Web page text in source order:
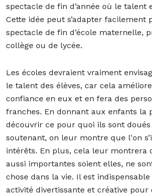
spectacle de fin d’année où le talent
Cette idée peut s’adapter facilement
spectacle de fin d’école maternelle,
collège ou de lycée.
Les écoles devraient vraiment
le talent des élèves, car cela
confiance en eux et en fera des
franches. En donnant aux enfants la
découvrir ce pour quoi ils sont doués
soutenant, on leur montre que l'on
intérêts. En plus, cela leur montrera
aussi importantes soient elles, ne
chose dans la vie. Il est
activité divertissante et créative pour